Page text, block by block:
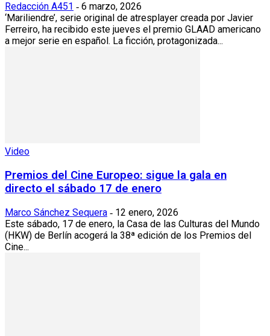
Redacción A451 - 6 marzo, 2026
‘Mariliendre’, serie original de atresplayer creada por Javier
Ferreiro, ha recibido este jueves el premio GLAAD americano
a mejor serie en español. La ficción, protagonizada...
Video
Premios del Cine Europeo: sigue la gala en
directo el sábado 17 de enero
Marco Sánchez Sequera - 12 enero, 2026
Este sábado, 17 de enero, la Casa de las Culturas del Mundo
(HKW) de Berlín acogerá la 38ª edición de los Premios del
Cine...